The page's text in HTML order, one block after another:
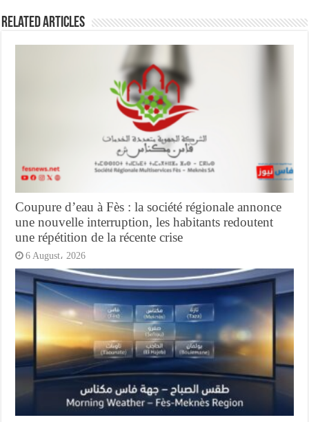
Related Articles
Coupure d’eau à Fès : la société régionale annonce
une nouvelle interruption, les habitants redoutent
une répétition de la récente crise
6 August، 2026